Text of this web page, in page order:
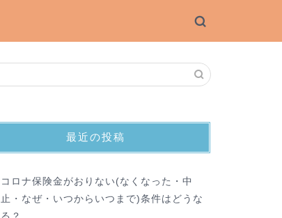
最近の投稿
コロナ保険金がおりない(なくなった・中
止・なぜ・いつからいつまで)条件はどうな